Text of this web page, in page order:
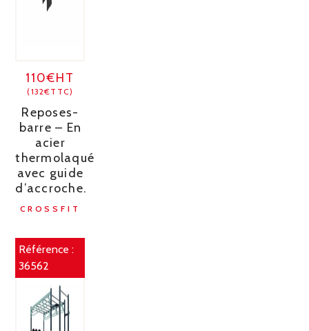
110€HT
(132€TTC)
Reposes-
barre – En
acier
thermolaqué
avec guide
d’accroche.
CROSSFIT
Référence :
36562